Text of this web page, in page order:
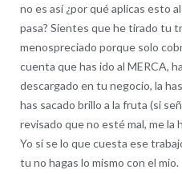
no es así ¿por qué aplicas esto
pasa? Sientes que he tirado tu
menospreciado porque solo
cuenta que has ido al MERCA,
descargado en tu negocio, la
has sacado brillo a la fruta (si
revisado que no esté mal, me la
Yo sí se lo que cuesta ese
tu no hagas lo mismo con el mio.